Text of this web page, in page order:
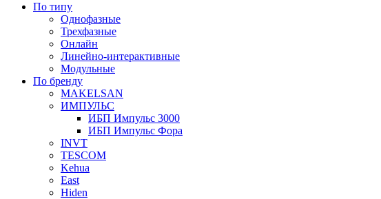
По типу
Однофазные
Трехфазные
Онлайн
Линейно-интерактивные
Модульные
По бренду
MAKELSAN
ИМПУЛЬС
ИБП Импульс 3000
ИБП Импульс Фора
INVT
TESCOM
Kehua
East
Hiden